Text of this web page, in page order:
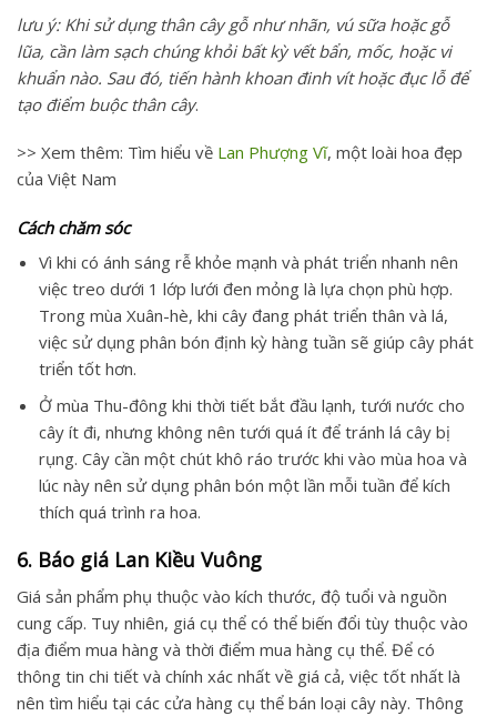
lưu ý: Khi sử dụng thân cây gỗ như nhãn, vú sữa hoặc gỗ
lũa, cần làm sạch chúng khỏi bất kỳ vết bẩn, mốc, hoặc vi
khuẩn nào. Sau đó, tiến hành khoan đinh vít hoặc đục lỗ để
tạo điểm buộc thân cây.
>> Xem thêm: Tìm hiểu về Lan Phượng Vĩ, một loài hoa đẹp
của Việt Nam
Cách chăm sóc
Vì khi có ánh sáng rễ khỏe mạnh và phát triển nhanh nên
việc treo dưới 1 lớp lưới đen mỏng là lựa chọn phù hợp.
Trong mùa Xuân-hè, khi cây đang phát triển thân và lá,
việc sử dụng phân bón định kỳ hàng tuần sẽ giúp cây phát
triển tốt hơn.
Ở mùa Thu-đông khi thời tiết bắt đầu lạnh, tưới nước cho
cây ít đi, nhưng không nên tưới quá ít để tránh lá cây bị
rụng. Cây cần một chút khô ráo trước khi vào mùa hoa và
lúc này nên sử dụng phân bón một lần mỗi tuần để kích
thích quá trình ra hoa.
6. Báo giá Lan Kiều Vuông
Giá sản phẩm phụ thuộc vào kích thước, độ tuổi và nguồn
cung cấp. Tuy nhiên, giá cụ thể có thể biến đổi tùy thuộc vào
địa điểm mua hàng và thời điểm mua hàng cụ thể. Để có
thông tin chi tiết và chính xác nhất về giá cả, việc tốt nhất là
nên tìm hiểu tại các cửa hàng cụ thể bán loại cây này. Thông